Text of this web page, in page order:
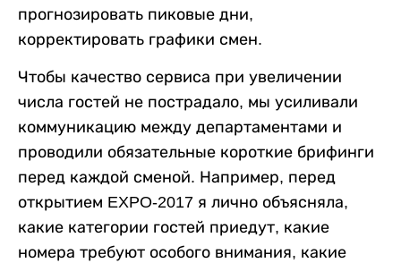
прогнозировать пиковые дни,
корректировать графики смен.
Чтобы качество сервиса при увеличении
числа гостей не пострадало, мы усиливали
коммуникацию между департаментами и
проводили обязательные короткие брифинги
перед каждой сменой. Например, перед
открытием EXPO-2017 я лично объясняла,
какие категории гостей приедут, какие
номера требуют особого внимания, какие